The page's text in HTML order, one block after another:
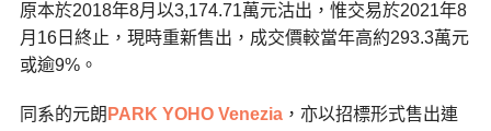
原本於2018年8月以3,174.71萬元沽出，惟交易於2021年8
月16日終止，現時重新售出，成交價較當年高約293.3萬元
或逾9%。
同系的元朗 PARK YOHO Venezia，亦以招標形式售出連